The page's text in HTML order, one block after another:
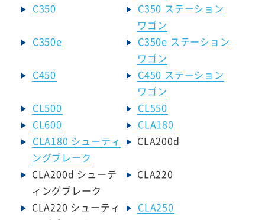
C350
C350 ステーション
ワゴン
C350e
C350e ステーション
ワゴン
C450
C450 ステーション
ワゴン
CL500
CL550
CL600
CLA180
CLA180 シューティ
ングブレーク
CLA200d
CLA200d シューテ
ィングブレーク
CLA220
CLA220 シューティ
CLA250